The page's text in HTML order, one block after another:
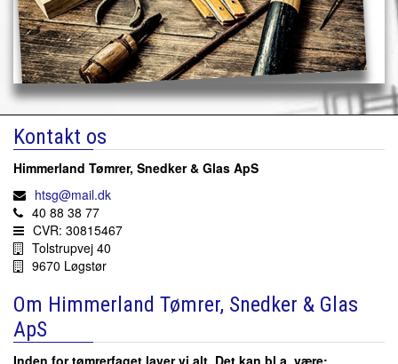
Kontakt os
Himmerland Tømrer, Snedker & Glas ApS
htsg@mail.dk
40 88 38 77
CVR: 30815467
Tolstrupvej 40
9670 Løgstør
Om Himmerland Tømrer, Snedker & Glas
ApS
​Inden for tømrerfaget laver vi alt. Det kan bl.a. være: